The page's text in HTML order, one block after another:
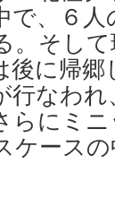
で、６
。そし
後に帰
行なわ
らにミ
ケース